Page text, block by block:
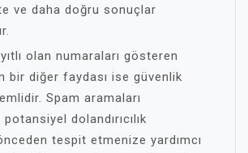
ve daha doğru sonuçlar
olan numaraları gösteren
bir diğer faydası ise güvenlik
Spam aramaları
dolandırıcılık
tespit etmenize yardımcı